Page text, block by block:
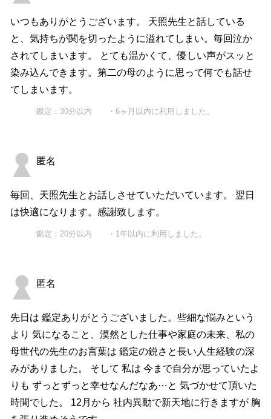
いつもありがとうございます。 天照先生と話している
と、気持ちが関を切ったように溢れてしまい。毎回泣か
されてしまいます。 とても温かくて、優しい声がスッと
染み込んできます。第二の母のように思って何でも話せ
てしまいます。
鑑定：30分以内 ・6ヶ月以内に利用しました。
匿名
毎回、天照先生とお話しさせていただいています。 翌日
は快適になります。感謝致します。
鑑定：20分以内 ・1年以内に利用しました。
匿名
先日は 鑑定ありがとうございました。些細な悩みという
より 気になること、漠然とした仕事や家庭の未来、私の
母世代の先生のお言葉は 鑑定の鋭さと長い人生経験の深
みがありました。 そして 私は 今まで自分が思っていたよ
りも ずっとずっと幸せなんだなあ⋯と 気づかせて頂いた
時間でした。 12月から 社内異動で新天地に行きますが 胸